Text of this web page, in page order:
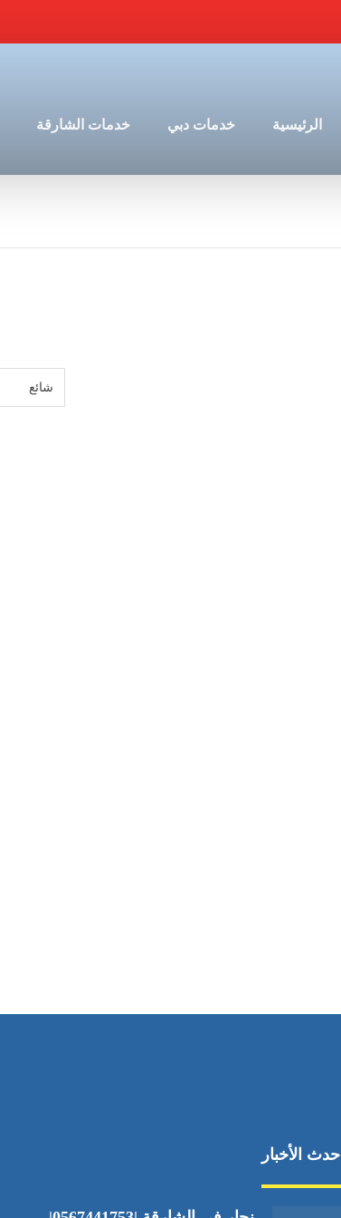
الرئيسية خدمات دبي خدمات الشارقة
أحدث الأخبار